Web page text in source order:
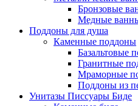
Бронзовые
Медные
Поддоны для душа
Каменные поддоны
Базальтовые
Гранитные
Мраморные
Поддоны из
Унитазы Писсуары Биде